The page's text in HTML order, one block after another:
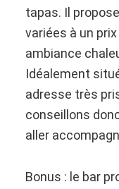
tapas. Il
variées à un
ambiance
Idéalement
adresse très
conseillons
aller
Bonus : le bar